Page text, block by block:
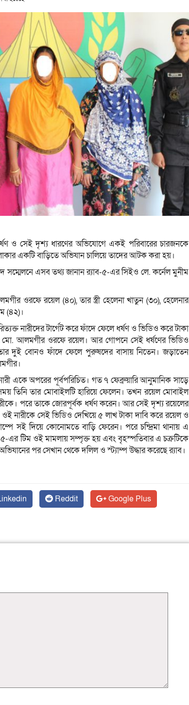
ও সেই দৃশ্য ধারণের অভিযোগে একই পরিবারের চারজনকে
একটি বাড়িতে অভিযান চালিয়ে তাদের আটক করা হয়।
সম্মেলনে এসব তথ্য জানান র‌্যাব-৫-এর সিইও লে. কর্নেল মুনীম
ওরফে রয়েল (৪০), তার স্ত্রী হেলেনা খাতুন (৩০), হেলেনার
(৪২)।
নারীদের টার্গেট করে ফাঁদে ফেলে ধর্ষণ ও ভিডিও করে টাকা
মো. আলমগীর ওরফে রয়েল। আর গোপনে সেই ধর্ষণের ভিডিও
দুই বোনও ফাঁদে ফেলে পুরুষদের বাসায় নিতেন। জড়াতেন
একে অপরের পূর্বপরিচিত। গত ৭ ফেব্রুয়ারি আনুমানিক সাড়ে
তিনি তার মোবাইলটি হারিয়ে ফেলেন। তখন রয়েল মোবাইল
পরে তাকে জোরপূর্বক ধর্ষণ করেন। আর সেই দৃশ্য রয়েলের
নারীকে সেই ভিডিও দেখিয়ে ৫ লাখ টাকা দাবি করে রয়েল ও
সই দিয়ে কোনোমতে বাড়ি ফেরেন। পরে চন্দ্রিমা থানায় এ
৫-এর টিম ওই মামলায় সম্পৃক্ত হয় এবং বৃহস্পতিবার এ চক্রটিকে
পর সেখান থেকে দলিল ও স্ট্যাম্প উদ্ধার করেছে র‌্যাব।
Reddit
Google Plus